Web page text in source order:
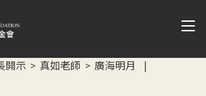
開示 > 真如老師 > 廣海明月 |